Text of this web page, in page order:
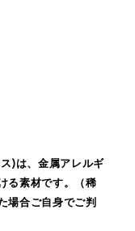
)は、金属アレルギ
る素材です。（稀
場合ご自身でご判